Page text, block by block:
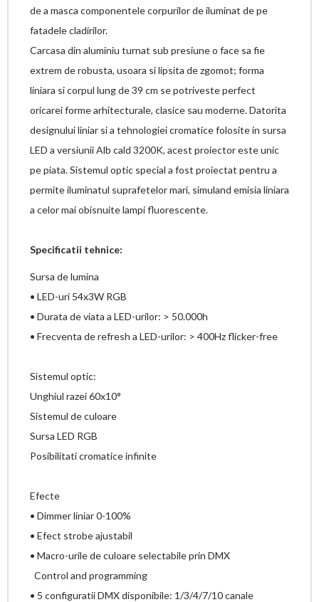
de a masca componentele corpurilor de iluminat de pe
fatadele cladirilor.
Carcasa din aluminiu turnat sub presiune o face sa fie
extrem de robusta, usoara si lipsita de zgomot; forma
liniara si corpul lung de 39 cm se potriveste perfect
oricarei forme arhitecturale, clasice sau moderne. Datorita
designului liniar si a tehnologiei cromatice folosite in sursa
LED a versiunii Alb cald 3200K, acest proiector este unic
pe piata. Sistemul optic special a fost proiectat pentru a
permite iluminatul suprafetelor mari, simuland emisia liniara
a celor mai obisnuite lampi fluorescente.
Specificatii tehnice:
Sursa de lumina
• LED-uri 54x3W RGB
• Durata de viata a LED-urilor: > 50.000h
• Frecventa de refresh a LED-urilor: > 400Hz flicker-free
Sistemul optic:
Unghiul razei 60x10°
Sistemul de culoare
Sursa LED RGB
Posibilitati cromatice infinite
Efecte
• Dimmer liniar 0-100%
• Efect strobe ajustabil
• Macro-urile de culoare selectabile prin DMX
Control and programming
• 5 configuratii DMX disponibile: 1/3/4/7/10 canale